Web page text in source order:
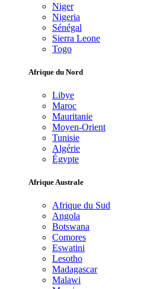
Niger
Nigeria
Sénégal
Sierra Leone
Togo
Afrique du Nord
Libye
Maroc
Mauritanie
Moyen-Orient
Tunisie
Algérie
Égypte
Afrique Australe
Afrique du Sud
Angola
Botswana
Comores
Eswatini
Lesotho
Madagascar
Malawi